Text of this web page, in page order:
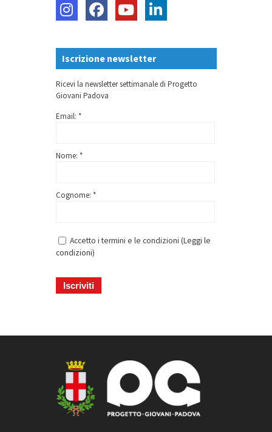
Iscrizione newsletter
Ricevi la newsletter settimanale di Progetto
Giovani Padova
Email: *
Nome: *
Cognome: *
Accetto i termini e le condizioni (Leggi le
condizioni)